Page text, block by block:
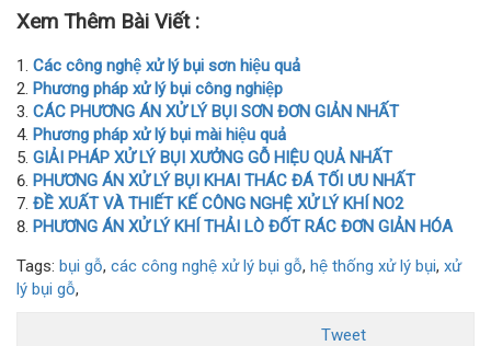
Xem Thêm Bài Viết :
Các công nghệ xử lý bụi sơn hiệu quả
Phương pháp xử lý bụi công nghiệp
CÁC PHƯƠNG ÁN XỬ LÝ BỤI SƠN ĐƠN GIẢN NHẤT
Phương pháp xử lý bụi mài hiệu quả
GIẢI PHÁP XỬ LÝ BỤI XƯỞNG GỖ HIỆU QUẢ NHẤT
PHƯƠNG ÁN XỬ LÝ BỤI KHAI THÁC ĐÁ TỐI ƯU NHẤT
ĐỀ XUẤT VÀ THIẾT KẾ CÔNG NGHỆ XỬ LÝ KHÍ NO2
PHƯƠNG ÁN XỬ LÝ KHÍ THẢI LÒ ĐỐT RÁC ĐƠN GIẢN HÓA
Tags: bụi gỗ, các công nghệ xử lý bụi gỗ, hệ thống xử lý bụi, xử
lý bụi gỗ,
Tweet